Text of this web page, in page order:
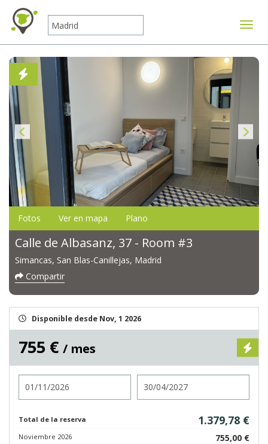
Fotos Ver en mapa Plano
Calle de Albasanz, 37 - Room #3
Simancas, San Blas-Canillejas, Madrid
Compartir
Disponible desde Nov, 1 2026
755 € / mes
Total de la reserva 1.379,78 €
Noviembre 2026 755,00 €